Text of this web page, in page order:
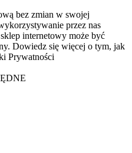
bez zmian w swojej
przez nas
internetowy może być
Dowiedz się więcej o tym, jak
Prywatności